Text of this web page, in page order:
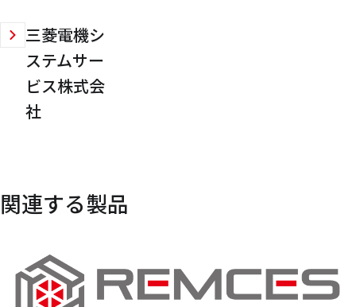
三菱電機シ
ステムサー
ビス株式会
社
関連する製品